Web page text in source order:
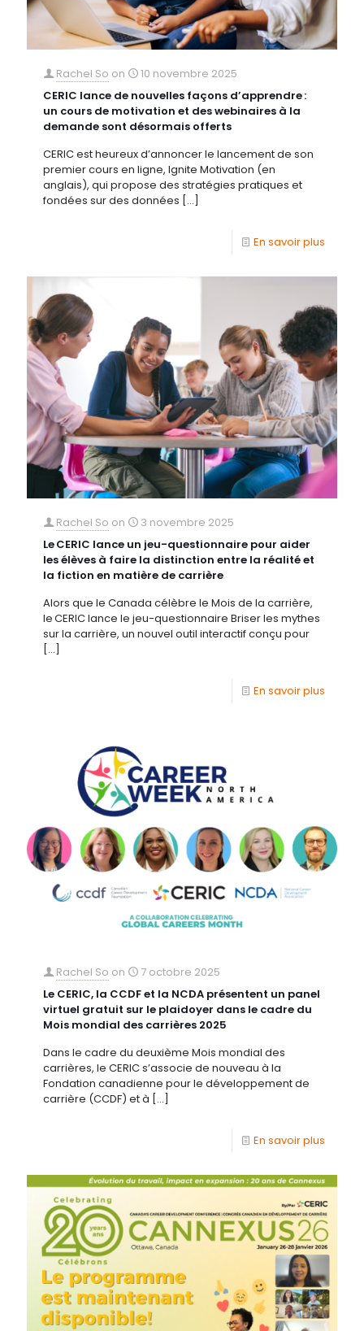
Rachel So on
10 novembre 2025
CERIC lance de nouvelles façons d’apprendre :
un cours de motivation et des webinaires à la
demande sont désormais offerts
CERIC est heureux d’annoncer le lancement de son
premier cours en ligne, Ignite Motivation (en
anglais), qui propose des stratégies pratiques et
fondées sur des données […]
En savoir plus
Rachel So on
3 novembre 2025
Le CERIC lance un jeu-questionnaire pour aider
les élèves à faire la distinction entre la réalité et
la fiction en matière de carrière
Alors que le Canada célèbre le Mois de la carrière,
le CERIC lance le jeu-questionnaire Briser les mythes
sur la carrière, un nouvel outil interactif conçu pour
[…]
En savoir plus
Rachel So on
7 octobre 2025
Le CERIC, la CCDF et la NCDA présentent un panel
virtuel gratuit sur le plaidoyer dans le cadre du
Mois mondial des carrières 2025
Dans le cadre du deuxième Mois mondial des
carrières, le CERIC s’associe de nouveau à la
Fondation canadienne pour le développement de
carrière (CCDF) et à […]
En savoir plus